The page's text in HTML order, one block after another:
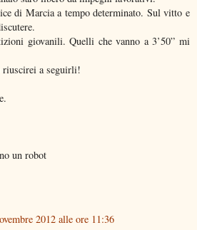
di Marcia a tempo determinato. Sul vitto e
giovanili. Quelli che vanno a 3’50” mi
riuscirei a seguirli!
un robot
2012 alle ore 11:36